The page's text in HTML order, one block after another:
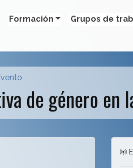
Formación Grupos de
de género en